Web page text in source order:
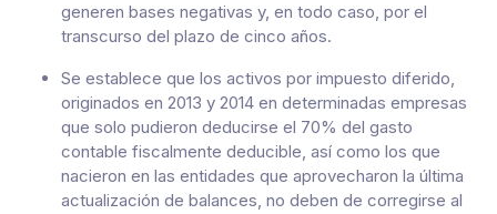
generen bases negativas y, en todo caso, por el
transcurso del plazo de cinco años.
Se establece que los activos por impuesto diferido,
originados en 2013 y 2014 en determinadas empresas
que solo pudieron deducirse el 70% del gasto
contable fiscalmente deducible, así como los que
nacieron en las entidades que aprovecharon la última
actualización de balances, no deben de corregirse al